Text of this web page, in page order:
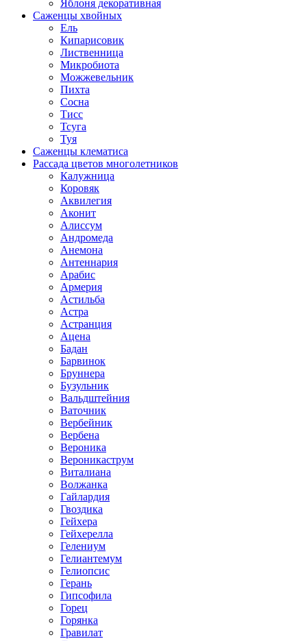
Яблоня декоративная
Саженцы хвойных
Ель
Кипарисовик
Лиственница
Микробиота
Можжевельник
Пихта
Сосна
Тисс
Тсуга
Туя
Саженцы клематиса
Рассада цветов многолетников
Калужница
Коровяк
Аквилегия
Аконит
Алиссум
Андромеда
Анемона
Антеннария
Арабис
Армерия
Астильба
Астра
Астранция
Ацена
Бадан
Барвинок
Бруннера
Бузульник
Вальдштейния
Ваточник
Вербейник
Вербена
Вероника
Вероникаструм
Виталиана
Волжанка
Гайлардия
Гвоздика
Гейхера
Гейхерелла
Гелениум
Гелиантемум
Гелиопсис
Герань
Гипсофила
Горец
Горянка
Гравилат